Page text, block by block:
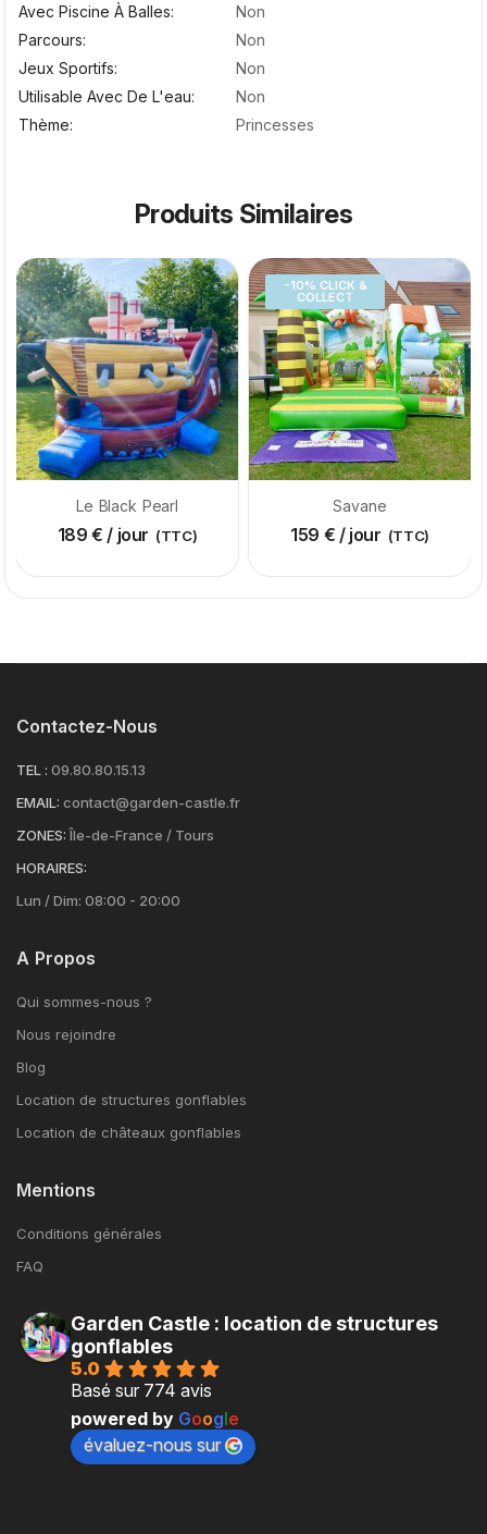
Avec Piscine À Balles
Non
Parcours
Non
Jeux Sportifs
Non
Utilisable Avec De L'eau
Non
Thème
Princesses
Produits Similaires
Le Black Pearl
189€ / jour (TTC)
-10% CLICK &
COLLECT
Savane
159 € / jour (TTC)
Contactez-Nous
TEL : 09.80.80.15.13
EMAIL: contact@garden-castle.fr
ZONES: Île-de-France / Tours
HORAIRES:
Lun / Dim: 08:00 - 20:00
A Propos
Qui sommes-nous ?
Nous rejoindre
Blog
Location de structures gonflables
Location de châteaux gonflables
Mentions
Conditions générales
FAQ
Garden Castle : location de structures
gonflables
5.0
Basé sur 774 avis
powered by Google
évaluez-nous sur